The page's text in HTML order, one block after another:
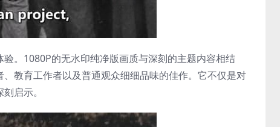
。1080P的无水印纯净版画质与深刻的主题内容相结
教育工作者以及普通观众细细品味的佳作。它不仅是对
启示。